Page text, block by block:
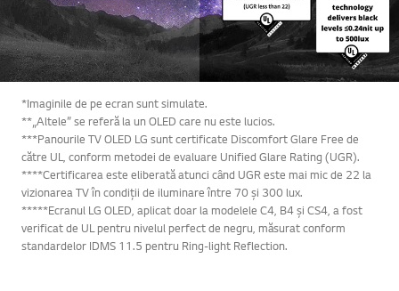
*Imaginile de pe ecran sunt simulate.
**„Altele” se referă la un OLED care nu este lucios.
***Panourile TV OLED LG sunt certificate Discomfort Glare Free de
către UL, conform metodei de evaluare Unified Glare Rating (UGR).
****Certificarea este eliberată atunci când UGR este mai mic de 22 la
vizionarea TV în condiții de iluminare între 70 și 300 lux.
*****Ecranul LG OLED, aplicat doar la modelele C4, B4 și CS4, a fost
verificat de UL pentru nivelul perfect de negru, măsurat conform
standardelor IDMS 11.5 pentru Ring-light Reflection.